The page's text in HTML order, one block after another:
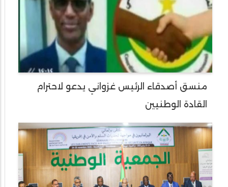
منسق أصدقاء الرئيس غزواني يدعو لاحترام
القادة الوطنيين